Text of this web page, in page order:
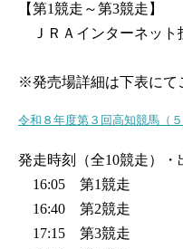
【第1競走～第3競走】
ＪＲＡインターネット
※発売場詳細は下表にて
令和８年度第３回高知競馬（
発走時刻（全10競走）・
16:05 第1競走
16:40 第2競走
17:15 第3競走